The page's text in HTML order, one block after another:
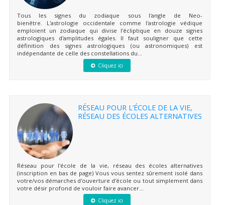
Tous les signes du zodiaque sous l'angle de Neo-
bienêtre. L'astrologie occidentale comme l'astrologie védique
emploient un zodiaque qui divise l'écliptique en douze signes
astrologiques d'amplitudes égales. Il faut souligner que cette
définition des signes astrologiques (ou astronomiques) est
indépendante de celle des constellations du...
Cliquez ici
RÉSEAU POUR L’ÉCOLE DE LA VIE,
RÉSEAU DES ÉCOLES ALTERNATIVES
Réseau pour l'école de la vie, réseau des écoles alternatives
(inscription en bas de page) Vous vous sentez sûrement isolé dans
votre/vos démarches d'ouverture d'école ou tout simplement dans
votre désir profond de vouloir faire avancer...
Cliquez ici